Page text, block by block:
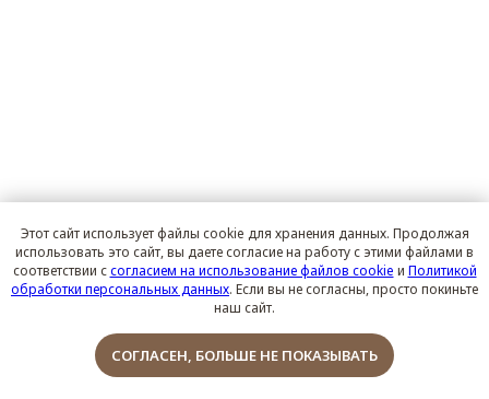
Этот сайт использует файлы cookie для хранения данных. Продолжая
использовать это сайт, вы даете согласие на работу с этими файлами в
соответствии ссогласием на использование файлов cookie и Политикой
обработки персональных данных. Если вы не согласны, просто покиньте
наш сайт.
СОГЛАСЕН, БОЛЬШЕ НЕ ПОКАЗЫВАТЬ
Обсудить проект